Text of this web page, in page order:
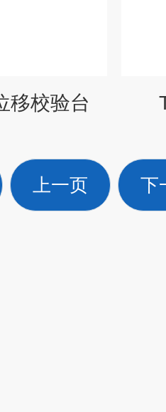
移校验台
上一页 下